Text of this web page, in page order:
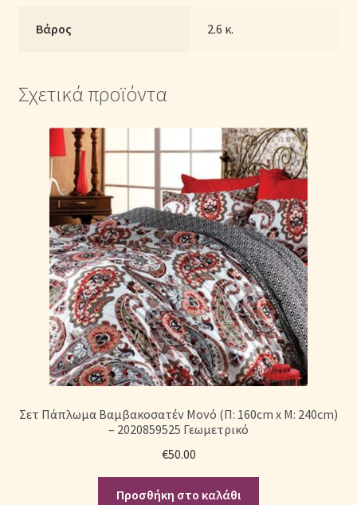
Βάρος 2.6 κ.
Σχετικά προϊόντα
Σετ Πάπλωμα Βαμβακοσατέν Μονό (Π: 160cm x Μ: 240cm)
– 2020859525 Γεωμετρικό
€50.00
Προσθήκη στο καλάθι